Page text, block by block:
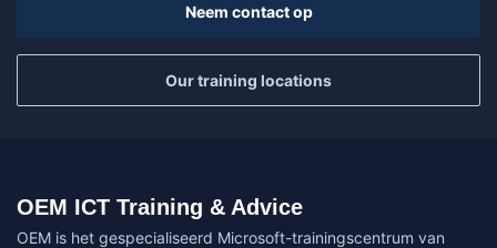
Neem contact op
Our training locations
OEM ICT Training & Advice
OEM is het gespecialiseerd Microsoft-trainingscentrum van